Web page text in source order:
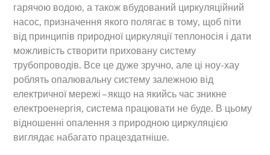
гарячою водою, а також вбудований циркуляційний
насос, призначення якого полягає в тому, щоб піти
від принципів природної циркуляції теплоносія і дати
можливість створити приховану систему
трубопроводів. Все це дуже зручно, але ці ноу-хау
роблять опалювальну систему залежною від
електричної мережі – якщо на якийсь час зникне
електроенергія, система працювати не буде. В цьому
відношенні опалення з природною циркуляцією
виглядає набагато працездатніше.